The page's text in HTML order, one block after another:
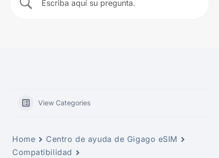
View Categories
Home
Centro de ayuda de Gigago eSIM
Compatibilidad